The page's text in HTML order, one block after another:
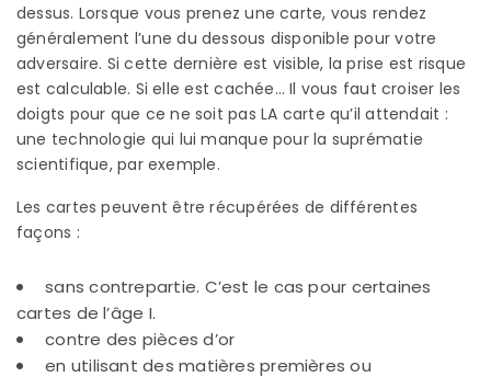
dessus. Lorsque vous prenez une carte, vous rendez
généralement l’une du dessous disponible pour votre
adversaire. Si cette dernière est visible, la prise est risque
est calculable. Si elle est cachée… Il vous faut croiser les
doigts pour que ce ne soit pas LA carte qu’il attendait :
une technologie qui lui manque pour la suprématie
scientifique, par exemple.
Les cartes peuvent être récupérées de différentes
façons :
sans contrepartie. C’est le cas pour certaines
cartes de l’âge I.
contre des pièces d’or
en utilisant des matières premières ou